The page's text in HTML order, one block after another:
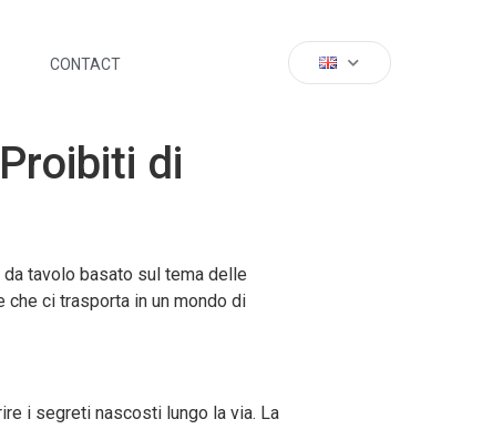
CONTACT
di
da tavolo basato sul tema delle
ci trasporta in un mondo di
i segreti nascosti lungo la via. La